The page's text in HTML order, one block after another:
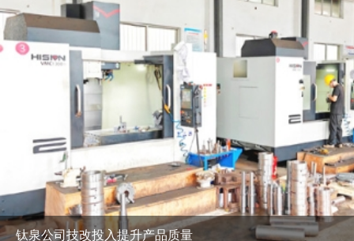
钛泉公司技改投入提升产品质量